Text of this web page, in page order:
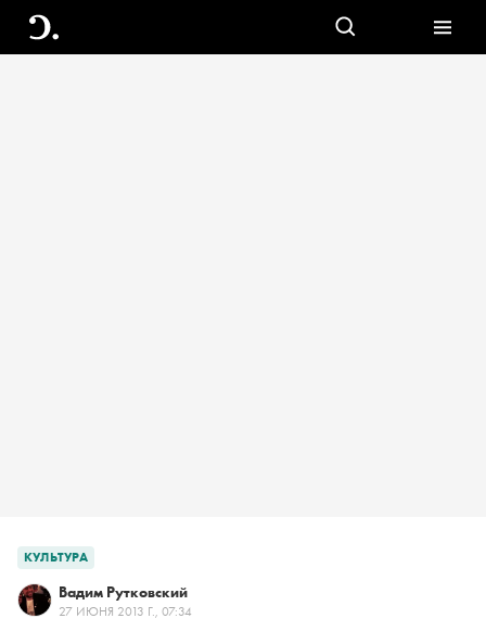
КУЛЬТУРА
Вадим Рутковский
27 ИЮНЯ 2013 Г., 07:34